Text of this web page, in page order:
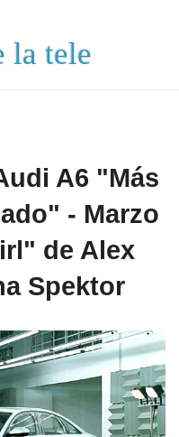
la tele
A6 "Más
- Marzo
de Alex
Spektor